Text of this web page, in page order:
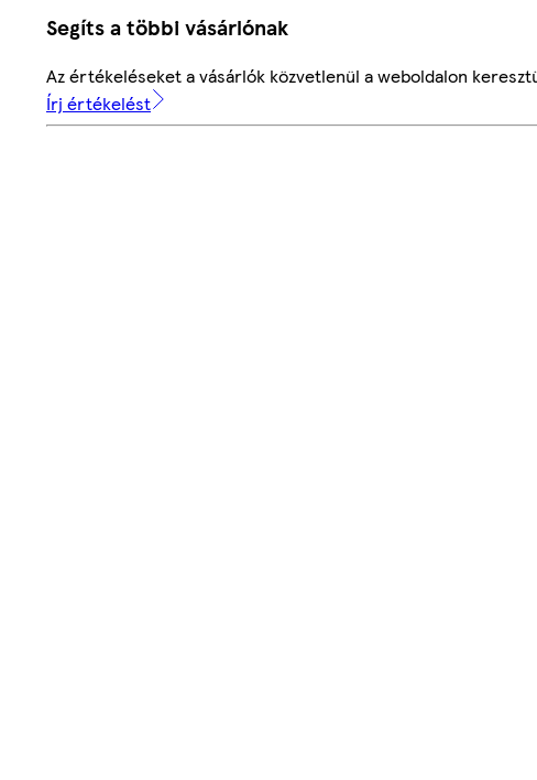
Segíts a többi vásárlónak
Az értékeléseket a vásárlók közvetlenül a weboldalon
Írj értékelést